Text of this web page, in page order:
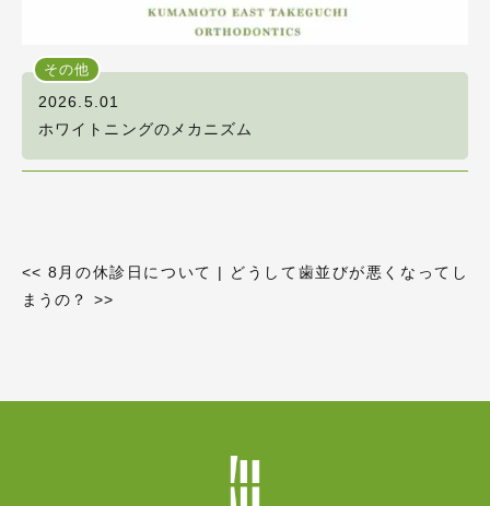
その他
2026.5.01
ホワイトニングのメカニズム
<< 8月の休診日について |
どうして歯並びが悪くなってし
まうの？ >>